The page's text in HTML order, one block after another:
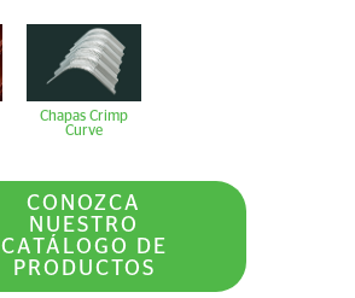
Chapas Crimp
Curve
CONOZCA
NUESTRO
CATÁLOGO DE
PRODUCTOS